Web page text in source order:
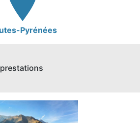
Pyrénées